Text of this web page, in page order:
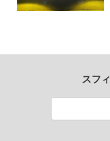
スフ